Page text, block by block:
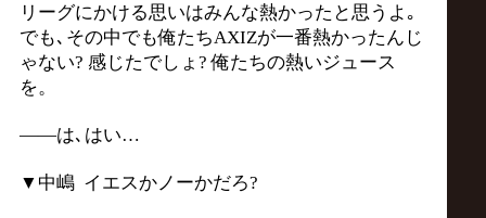
リーグにかける思いはみんな熱かったと思うよ｡
でも､その中でも俺たちAXIZが一番熱かったんじ
ゃない? 感じたでしょ? 俺たちの熱いジュース
を。
――は､はい…
▼中嶋 イエスかノーかだろ?